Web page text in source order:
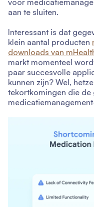
voor
aan te sluiten.
Interessant is dat
klein aantal producten
downloads van
markt momenteel
paar succesvolle
kunnen zijn? Wel,
tekortkomingen die